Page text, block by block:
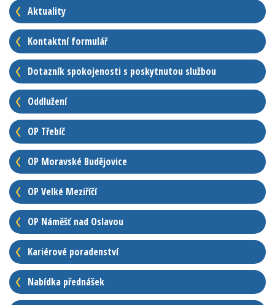
Aktuality
Kontaktní formulář
Dotazník spokojenosti s poskytnutou službou
Oddlužení
OP Třebíč
OP Moravské Budějovice
OP Velké Meziříčí
OP Náměšť nad Oslavou
Kariérové poradenství
Nabídka přednášek